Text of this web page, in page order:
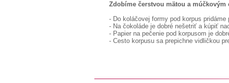
Zdobíme čerstvou mätou a múčkovým
- Do koláčovej formy pod korpus
- Na čokoláde je dobré nešetriť a kúpiť
- Papier na pečenie pod korpusom je
- Cesto korpusu sa prepichne vidličkou